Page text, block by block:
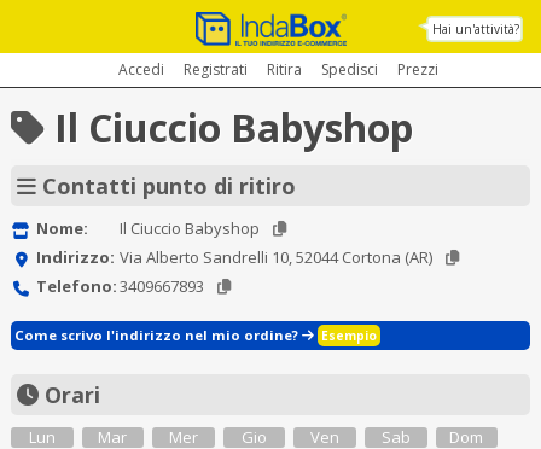
Hai un'attività?
Accedi Registrati Ritira Spedisci Prezzi
Il Ciuccio Babyshop
Contatti punto di ritiro
Nome:
Il Ciuccio Babyshop
Indirizzo: Via Alberto Sandrelli 10, 52044 Cortona (AR)
Telefono:3409667893
Come scrivo l'indirizzo nel mio ordine? Esempio
Orari
Lun
Mar
Mer
Gio
Ven
Sab
Dom